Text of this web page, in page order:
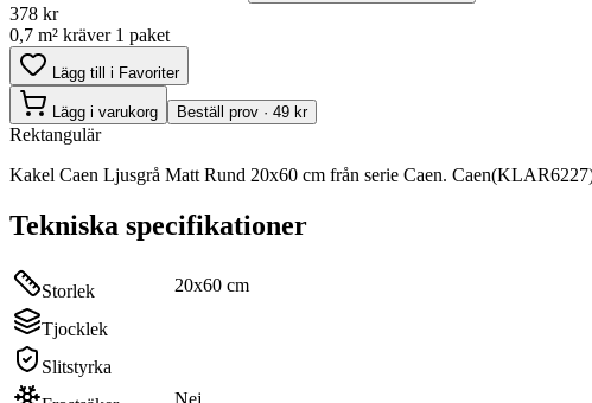
378 kr
0,7 m² kräver 1 paket
Lägg till i Favoriter
Lägg i varukorg Beställ prov · 49 kr
Rektangulär
Kakel Caen Ljusgrå Matt Rund 20x60 cm från serie Caen.
Tekniska specifikationer
Storlek 20x60 cm
Tjocklek
Slitstyrka
Nej